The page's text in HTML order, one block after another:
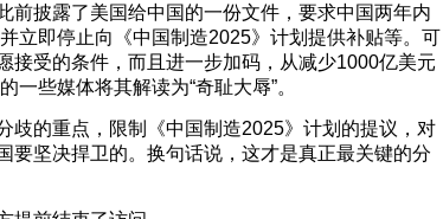
前披露了美国给中国的一份文件，要求中国两年内
立即停止向《中国制造2025》计划提供补贴等。可
接受的条件，而且进一步加码，从减少1000亿美元
些媒体将其解读为“奇耻大辱”。
歧的重点，限制《中国制造2025》计划的提议，对
要坚决捍卫的。换句话说，这才是真正最关键的分